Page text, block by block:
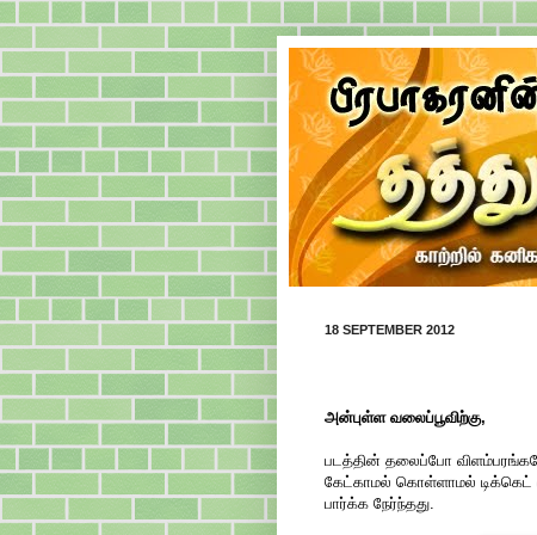
18 SEPTEMBER 2012
அன்புள்ள வலைப்பூவிற்கு,
படத்தின் தலைப்போ
கேட்காமல் கொள்ளாமல் டிக்கெட்
பார்க்க நேர்ந்தது.